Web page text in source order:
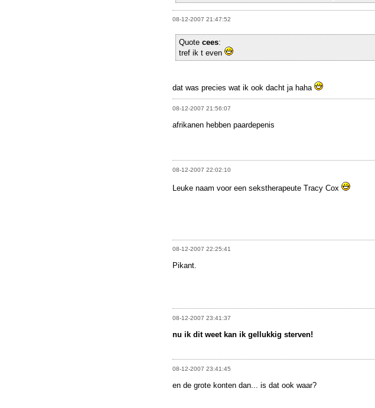
08-12-2007 21:47:52
Quote cees:
tref ik t even
dat was precies wat ik ook dacht ja haha
08-12-2007 21:56:07
afrikanen hebben paardepenis
08-12-2007 22:02:10
Leuke naam voor een sekstherapeute Tracy Cox
08-12-2007 22:25:41
Pikant.
08-12-2007 23:41:37
nu ik dit weet kan ik gellukkig sterven!
08-12-2007 23:41:45
en de grote konten dan... is dat ook waar?